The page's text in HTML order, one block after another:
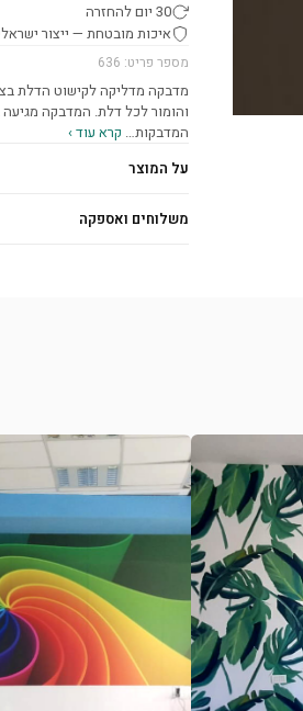
30 יום להחזרה
איכות מובטחת — ייצור
מספר פריט: 636
מדבקה מדליקה לקישוט הדלת
והומור לכל דלת. המדבקה מגיעה
המדבקות… קרא עוד ›
על המוצר
משלוחים ואספקה